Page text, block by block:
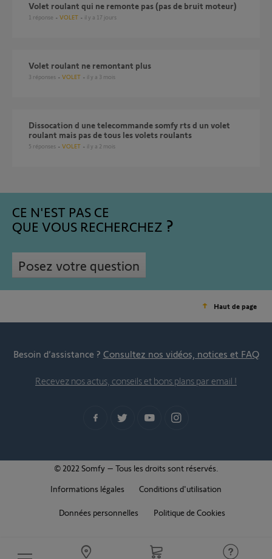
Volet roulant qui ne remonte pas (pas de bruit moteur)
1 réponse VOLET il y a 17 jours
Volet roulant ne remontant plus
3 réponses VOLET il y a 3 mois
dissocation d une telecommande somfy rts d un volet
roulant mais pas de tous les volets roulants
5 réponses VOLET il y a 2 mois
CE N'EST PAS CE
QUE VOUS RECHERCHEZ
Posez votre question
Haut de page
Besoin d’assistance ? Consultez nos vidéos, notices et FAQ
Recevez nos actus, conseils et bons plans par email !
© 2022 Somfy – Tous les droits sont réservés.
Informations légales
Conditions d'utilisation
Données personnelles Politique de Cookies